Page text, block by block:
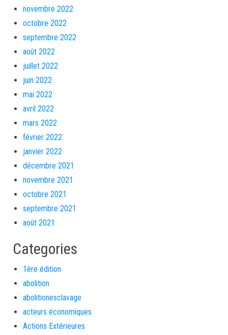
novembre 2022
octobre 2022
septembre 2022
août 2022
juillet 2022
juin 2022
mai 2022
avril 2022
mars 2022
février 2022
janvier 2022
décembre 2021
novembre 2021
octobre 2021
septembre 2021
août 2021
Categories
1ère édition
abolition
abolitionesclavage
acteurs économiques
Actions Extérieures